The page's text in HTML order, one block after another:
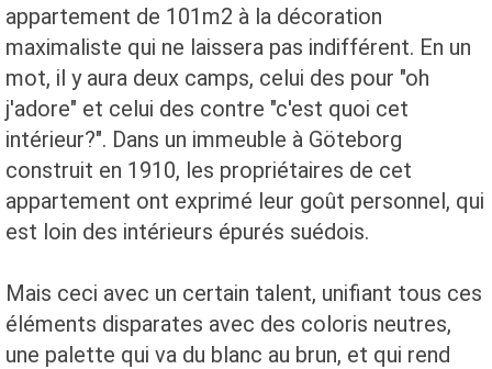
appartement de 101m2 à la décoration
maximaliste qui ne laissera pas indifférent. En un
mot, il y aura deux camps, celui des pour "oh
j'adore" et celui des contre "c'est quoi cet
intérieur?". Dans un immeuble à Göteborg
construit en 1910, les propriétaires de cet
appartement ont exprimé leur goût personnel, qui
est loin des intérieurs épurés suédois.
Mais ceci avec un certain talent, unifiant tous ces
éléments disparates avec des coloris neutres,
une palette qui va du blanc au brun, et qui rend